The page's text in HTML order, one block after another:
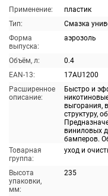
Применение:
пластик
Тип:
Смазка
Форма
выпуска:
аэрозоль
Объём, л:
0.4
EAN-13:
17AU1200
Расширенное
описание:
Быстро и
выгорания,
структуру,
виниловых
бамперов.
Товарная
группа:
уход и
Высота
упаковки,
мм:
235